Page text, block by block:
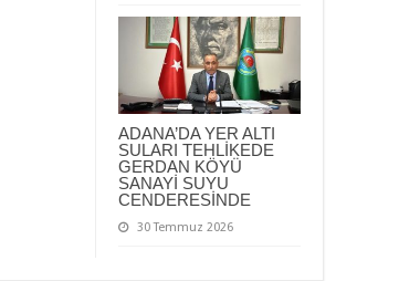
ADANA’DA YER ALTI
SULARI TEHLİKEDE
GERDAN KÖYÜ
SANAYİ SUYU
CENDERESİNDE
30 Temmuz 2026